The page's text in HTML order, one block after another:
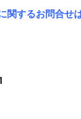
関するお問合せ